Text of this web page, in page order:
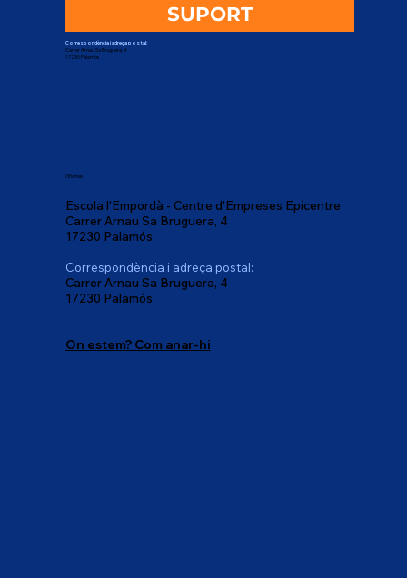
SUPORT
Correspondència i adreça postal:
Carrer Arnau Sa Bruguera, 4
17230 Palamós
Oficines:
Escola l'Empordà - Centre d'Empreses Epicentre
Carrer Arnau Sa Bruguera, 4
17230 Palamós
Correspondència i adreça postal:
Carrer Arnau Sa Bruguera, 4
17230 Palamós
On estem? Com anar-hi